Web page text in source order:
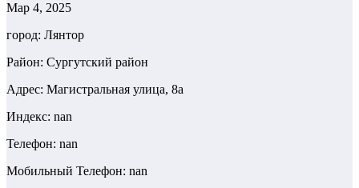
Мар 4, 2025
город: Лянтор
Район: Сургутский район
Адрес: Магистральная улица, 8а
Индекс: nan
Телефон: nan
Мобильный Телефон: nan